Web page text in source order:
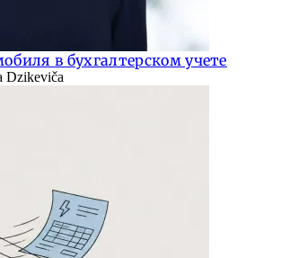
в бухгалтерском учете
Dzikeviča